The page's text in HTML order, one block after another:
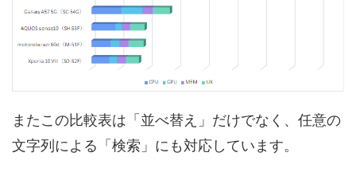
またこの比較表は「並べ替え」だけでなく、任意の
文字列による「検索」にも対応しています。